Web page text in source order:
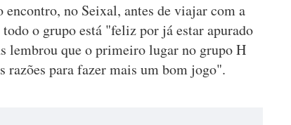
no Seixal, antes de viajar com a
o grupo está "feliz por já estar apurado
lembrou que o primeiro lugar no grupo H
razões para fazer mais um bom jogo".